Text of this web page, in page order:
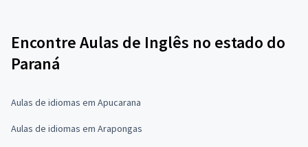
Encontre Aulas de Inglês no estado do
Paraná
Aulas de idiomas em Apucarana
Aulas de idiomas em Arapongas